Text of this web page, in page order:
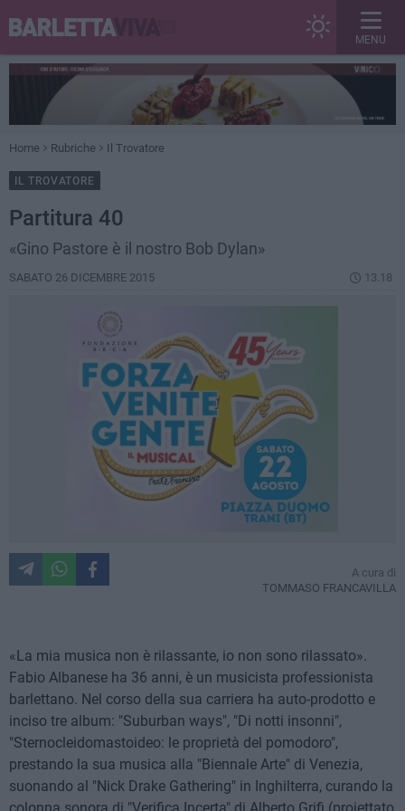
MENU
Home Rubriche Il Trovatore
IL TROVATORE
Partitura 40
«Gino Pastore è il nostro Bob Dylan»
SABATO 26 DICEMBRE 2015 13.18
A cura di
TOMMASO FRANCAVILLA
«La mia musica non è rilassante, io non sono rilassato».
Fabio Albanese ha 36 anni, è un musicista professionista
barlettano. Nel corso della sua carriera ha auto-prodotto e
inciso tre album: "Suburban ways", "Di notti insonni",
"Sternocleidomastoideo: le proprietà del pomodoro",
prestando la sua musica alla "Biennale Arte" di Venezia,
suonando al "Nick Drake Gathering" in Inghilterra, curando la